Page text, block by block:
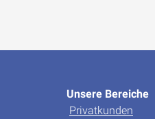
Unsere Bereiche
Privatkunden